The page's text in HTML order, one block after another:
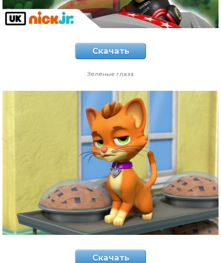
Скачать
Зелёные глаза
Скачать